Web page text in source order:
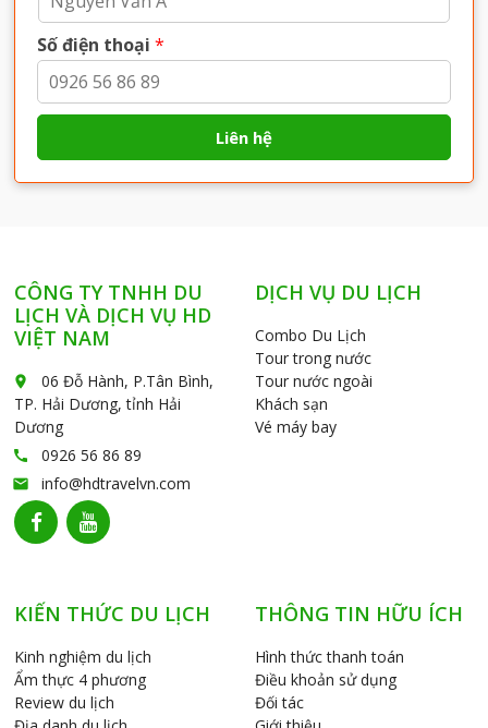
Số điện thoại*
Liên hệ
CÔNG TY TNHH DU
LỊCH VÀ DỊCH VỤ HD
VIỆT NAM
place
06 Đỗ Hành, P.Tân Bình,
TP. Hải Dương, tỉnh Hải
Dương
call 0926 56 86 89
email info@hdtravelvn.com
DỊCH VỤ DU LỊCH
Combo Du Lịch
Tour trong nước
Tour nước ngoài
Khách sạn
Vé máy bay
KIẾN THỨC DU LỊCH
Kinh nghiệm du lịch
Ẩm thực 4 phương
Review du lịch
THÔNG TIN HỮU ÍCH
Hình thức thanh toán
Điều khoản sử dụng
Đối tác